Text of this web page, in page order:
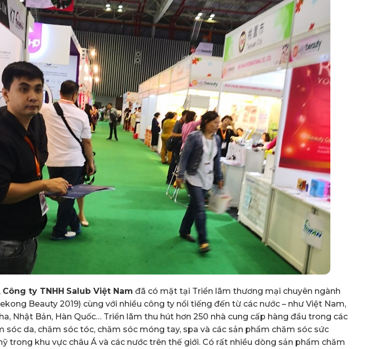
Công ty TNHH Salub Việt Nam đã có mặt tại Triển lãm thương mại chuyên ngành
Beauty 2019) cùng với nhiều công ty nổi tiếng đến từ các nước – như Việt Nam,
Nhật Bản, Hàn Quốc… Triển lãm thu hút hơn 250 nhà cung cấp hàng đầu trong các
sóc da, chăm sóc tóc, chăm sóc móng tay, spa và các sản phẩm chăm sóc sức
trong khu vực châu Á và các nước trên thế giới. Có rất nhiều dòng sản phẩm chăm